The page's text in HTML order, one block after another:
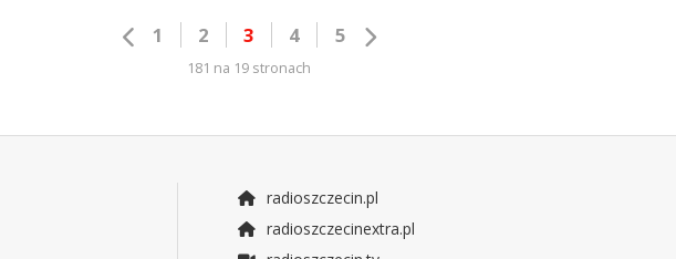
1 2 3 4 5
181 na 19 stronach
radioszczecin.pl
radioszczecinextra.pl